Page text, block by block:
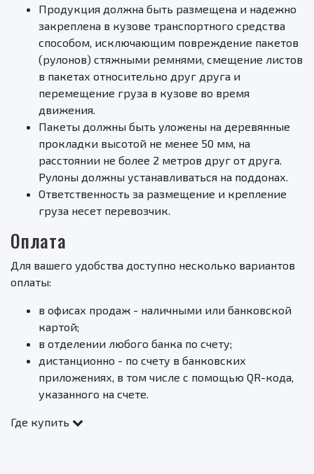
Продукция должна быть размещена и надежно
закреплена в кузове транспортного средства
способом, исключающим повреждение пакетов
(рулонов) стяжными ремнями, смещение листов
в пакетах относительно друг друга и
перемещение груза в кузове во время
движения.
Пакеты должны быть уложены на деревянные
прокладки высотой не менее 50 мм, на
расстоянии не более 2 метров друг от друга.
Рулоны должны устанавливаться на поддонах.
Ответственность за размещение и крепление
груза несет перевозчик.
Оплата
Для вашего удобства доступно несколько вариантов
оплаты:
в офисах продаж - наличными или банковской
картой;
в отделении любого банка по счету;
дистанционно - по счету в банковских
приложениях, в том числе с помощью QR-кода,
указанного на счете.
Где купить